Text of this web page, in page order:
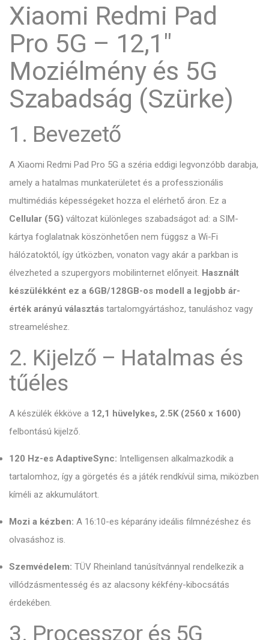
Xiaomi Redmi Pad
Pro 5G – 12,1"
Moziélmény és 5G
Szabadság (Szürke)
1. Bevezető
A Xiaomi Redmi Pad Pro 5G a széria eddigi legvonzóbb darabja,
amely a hatalmas munkaterületet és a professzionális
multimédiás képességeket hozza el elérhető áron. Ez a
Cellular (5G) változat különleges szabadságot ad: a SIM-
kártya foglalatnak köszönhetően nem függsz a Wi-Fi
hálózatoktól, így útközben, vonaton vagy akár a parkban is
élvezheted a szupergyors mobilinternet előnyeit. Használt
készülékként ez a 6GB/128GB-os modell a legjobb ár-
érték arányú választás tartalomgyártáshoz, tanuláshoz vagy
streameléshez.
2. Kijelző – Hatalmas és
tűéles
A készülék ékköve a 12,1 hüvelykes, 2.5K (2560 x 1600)
felbontású kijelző.
120 Hz-es AdaptiveSync: Intelligensen alkalmazkodik a
tartalomhoz, így a görgetés és a játék rendkívül sima, miközben
kíméli az akkumulátort.
Mozi a kézben: A 16:10-es képarány ideális filmnézéshez és
olvasáshoz is.
Szemvédelem: TÜV Rheinland tanúsítvánnyal rendelkezik a
villódzásmentesség és az alacsony kékfény-kibocsátás
érdekében.
3. Processzor és 5G